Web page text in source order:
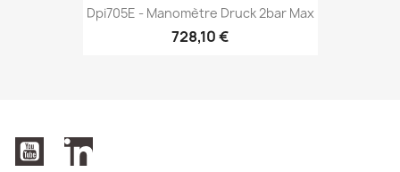
Dpi705E - Manomètre Druck 2bar Max
728,10 €
YouTubeLinkedIn